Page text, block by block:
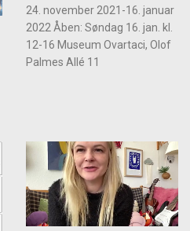
24. november 2021-16. januar
2022 Åben: Søndag 16. jan. kl.
12-16 Museum Ovartaci, Olof
Palmes Allé 11